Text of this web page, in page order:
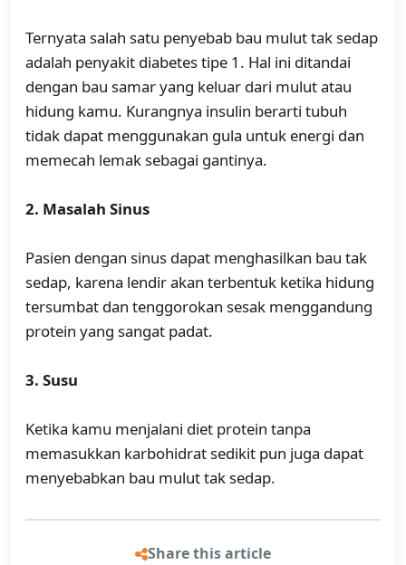
Ternyata salah satu penyebab bau mulut tak sedap
adalah penyakit diabetes tipe 1. Hal ini ditandai
dengan bau samar yang keluar dari mulut atau
hidung kamu. Kurangnya insulin berarti tubuh
tidak dapat menggunakan gula untuk energi dan
memecah lemak sebagai gantinya.
2. Masalah Sinus
Pasien dengan sinus dapat menghasilkan bau tak
sedap, karena lendir akan terbentuk ketika hidung
tersumbat dan tenggorokan sesak menggandung
protein yang sangat padat.
3. Susu
Ketika kamu menjalani diet protein tanpa
memasukkan karbohidrat sedikit pun juga dapat
menyebabkan bau mulut tak sedap.
Share this article